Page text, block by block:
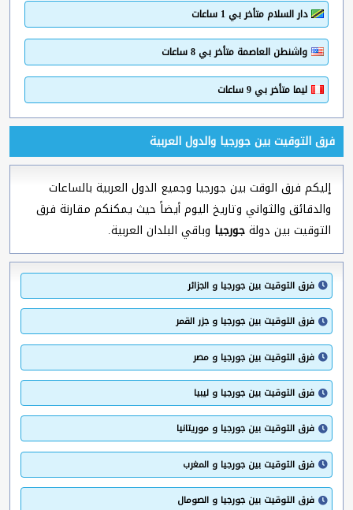
دار السلام متأخر بي 1 ساعات
واشنطن العاصمة متأخر بي 8 ساعات
ليما متأخر بي 9 ساعات
فرق التوقيت بين جورجيا والدول العربية
إليكم فرق الوقت بين جورجيا وجميع الدول العربية بالساعات
والدقائق والثواني وتاريخ اليوم أيضاً حيث يمكنكم مقارنة فرق
التوقيت بين دولةجورجيا وباقي البلدان العربية.
فرق التوقيت بين جورجيا و الجزائر
فرق التوقيت بين جورجيا و جزر القمر
فرق التوقيت بين جورجيا و مصر
فرق التوقيت بين جورجيا و ليبيا
فرق التوقيت بين جورجيا و موريتانيا
فرق التوقيت بين جورجيا و المغرب
فرق التوقيت بين جورجيا و الصومال